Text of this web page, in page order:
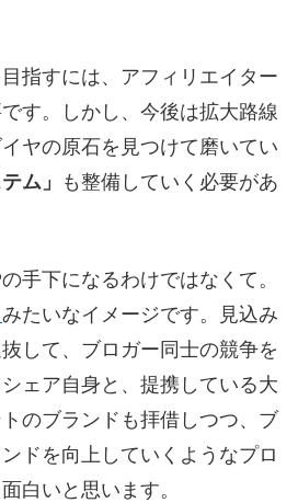
指すには、アフィリエイター
す。しかし、今後は拡大路線
ヤの原石を見つけて磨いてい
ム」
も整備していく必要があ
手下になるわけではなくて。
みたいなイメージです。見込み
して、ブロガー同士の競争を
ェア自身と、提携している大
のブランドも拝借しつつ、ブ
ドを向上していくようなプロ
白いと思います。